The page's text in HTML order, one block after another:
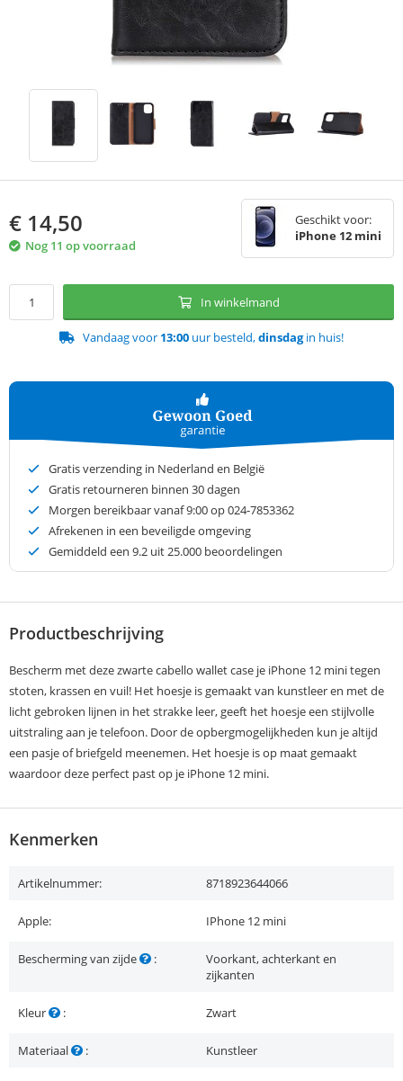
€ 14,50
Nog 11 op voorraad
Geschikt voor:
iPhone 12 mini
In winkelmand
Vandaag voor 13:00 uur besteld,dinsdagin huis!
Gratis verzending in Nederland en België
Gratis retourneren binnen 30 dagen
Morgen bereikbaar vanaf 9:00 op 024-7853362
Afrekenen in een beveiligde omgeving
Gemiddeld een 9.2 uit 25.000 beoordelingen
Productbeschrijving
Bescherm met deze zwarte cabello wallet case je iPhone 12 mini tegen
stoten, krassen en vuil! Het hoesje is gemaakt van kunstleer en met de
licht gebroken lijnen in het strakke leer, geeft het hoesje een stijlvolle
uitstraling aan je telefoon. Door de opbergmogelijkheden kun je altijd
een pasje of briefgeld meenemen. Het hoesje is op maat gemaakt
waardoor deze perfect past op je iPhone 12 mini.
Kenmerken
Artikelnummer: 8718923644066
Apple: IPhone 12 mini
Bescherming van zijde :
Voorkant, achterkant en
zijkanten
Kleur : Zwart
Materiaal : Kunstleer